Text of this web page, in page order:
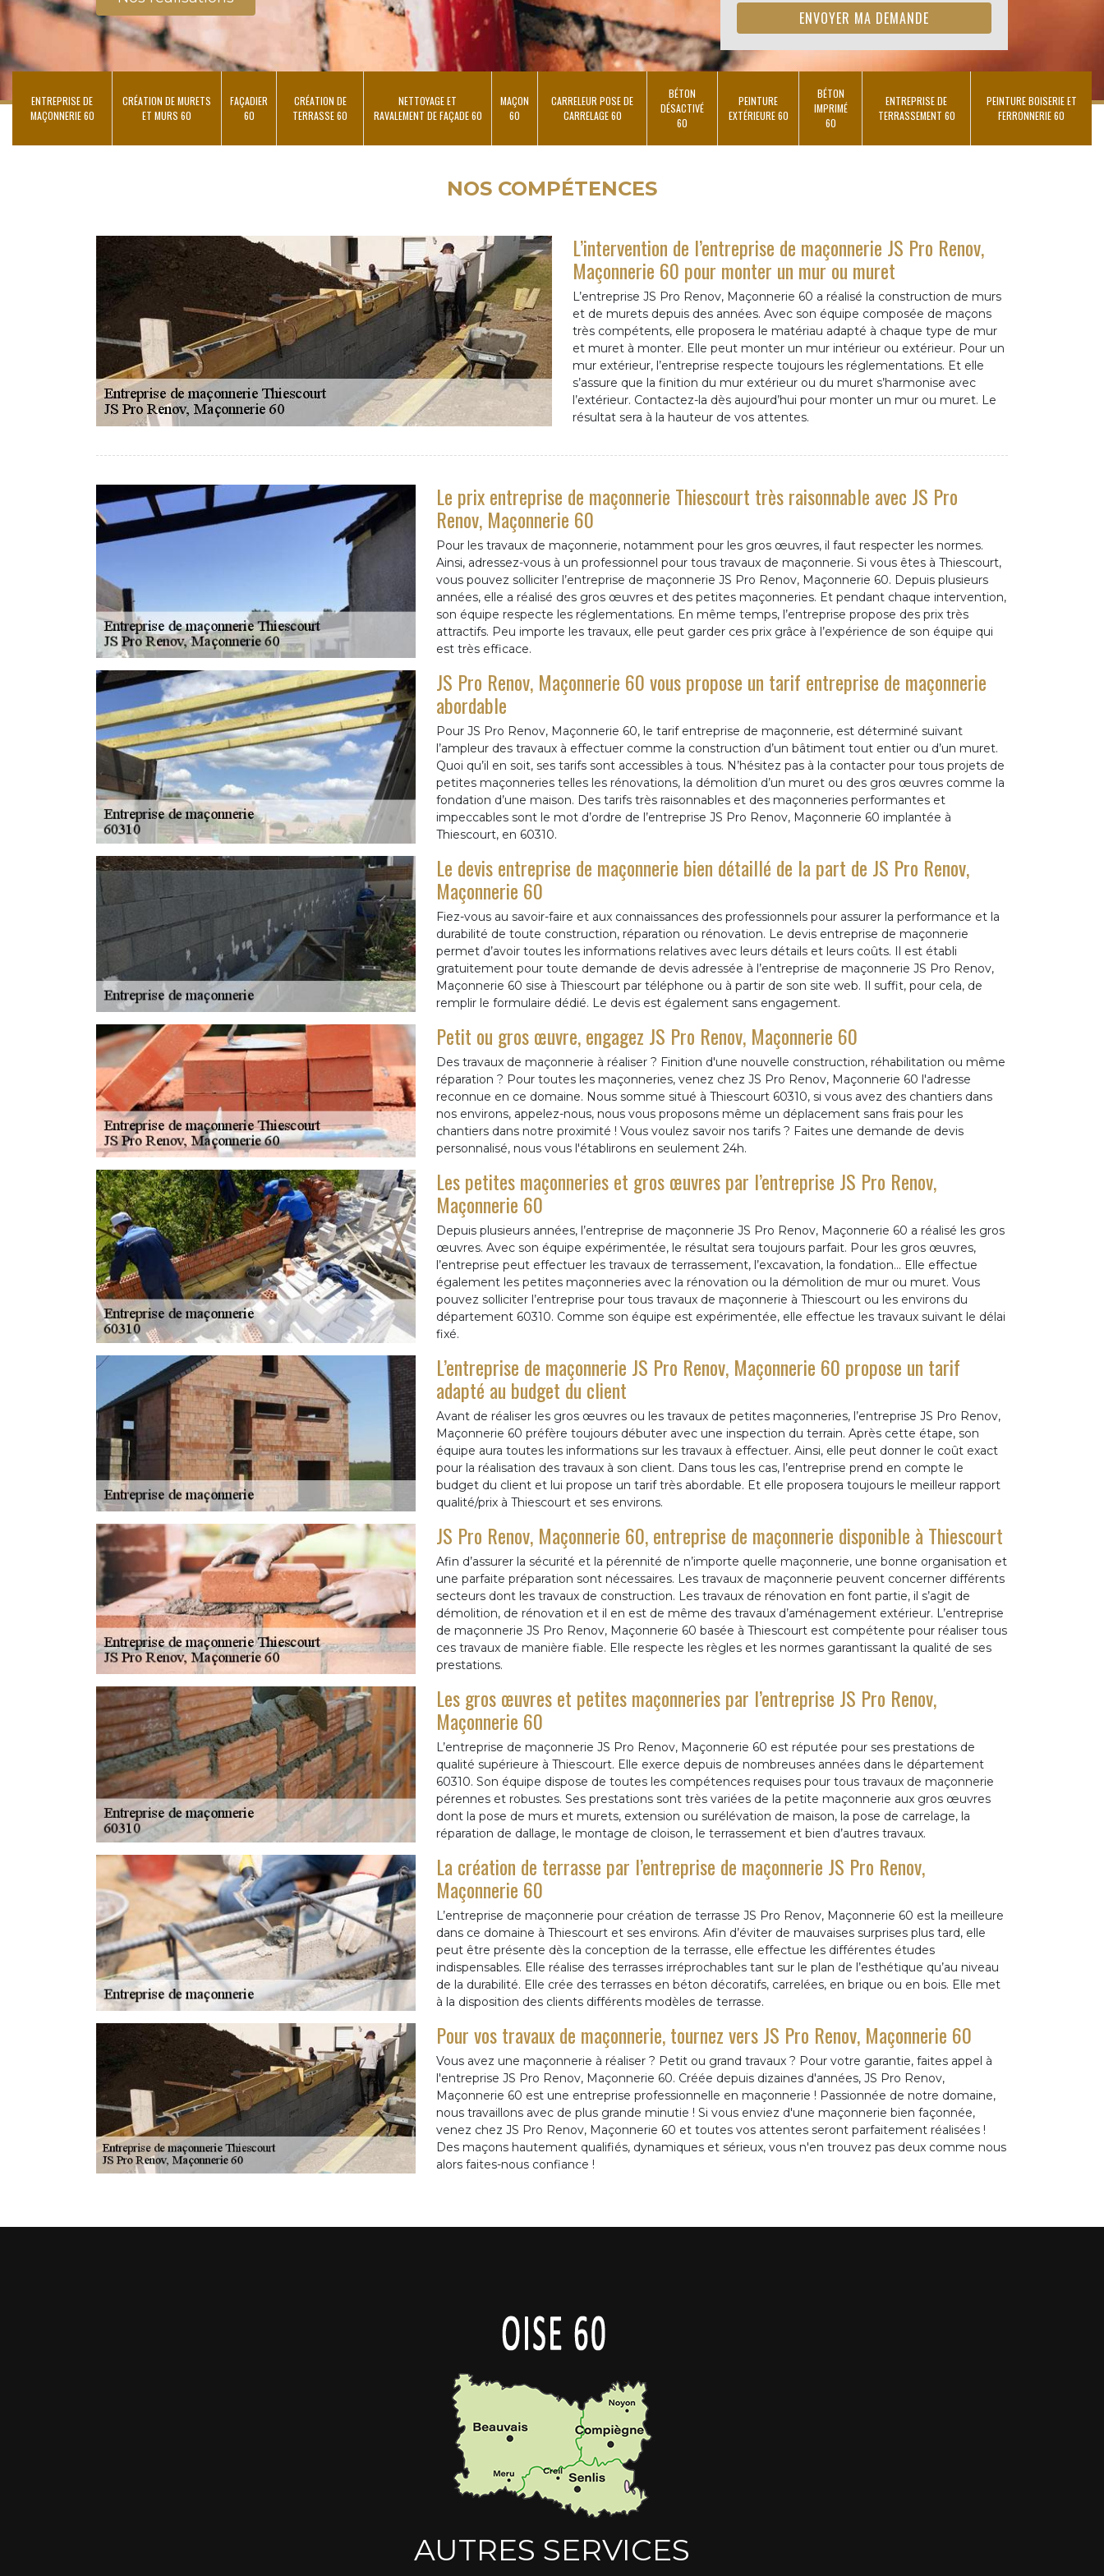
ENTREPRISE DE
MAÇONNERIE 60
CRÉATION DE MURETS
ET MURS 60
FAÇADIER
60
CRÉATION DE
TERRASSE 60
NETTOYAGE ET
RAVALEMENT DE FAÇADE 60
MAÇON
60
CARRELEUR POSE DE
CARRELAGE 60
BÉTON
DÉSACTIVÉ
60
PEINTURE
EXTÉRIEURE 60
BÉTON
IMPRIMÉ
60
ENTREPRISE DE
TERRASSEMENT 60
PEINTURE BOISERIE ET
FERRONNERIE 60
NOS COMPÉTENCES
L’intervention de l’entreprise de maçonnerie JS Pro Renov,
Maçonnerie 60 pour monter un mur ou muret
L’entreprise JS Pro Renov, Maçonnerie 60 a réalisé la construction de murs
et de murets depuis des années. Avec son équipe composée de maçons
très compétents, elle proposera le matériau adapté à chaque type de mur
et muret à monter. Elle peut monter un mur intérieur ou extérieur. Pour un
mur extérieur, l’entreprise respecte toujours les réglementations. Et elle
s’assure que la finition du mur extérieur ou du muret s’harmonise avec
l’extérieur. Contactez-la dès aujourd’hui pour monter un mur ou muret. Le
résultat sera à la hauteur de vos attentes.
Le prix entreprise de maçonnerie Thiescourt très raisonnable avec JS Pro
Renov, Maçonnerie 60
Pour les travaux de maçonnerie, notamment pour les gros œuvres, il faut respecter les normes.
Ainsi, adressez-vous à un professionnel pour tous travaux de maçonnerie. Si vous êtes à Thiescourt,
vous pouvez solliciter l’entreprise de maçonnerie JS Pro Renov, Maçonnerie 60. Depuis plusieurs
années, elle a réalisé des gros œuvres et des petites maçonneries. Et pendant chaque intervention,
son équipe respecte les réglementations. En même temps, l’entreprise propose des prix très
attractifs. Peu importe les travaux, elle peut garder ces prix grâce à l’expérience de son équipe qui
est très efficace.
JS Pro Renov, Maçonnerie 60 vous propose un tarif entreprise de maçonnerie
abordable
Pour JS Pro Renov, Maçonnerie 60, le tarif entreprise de maçonnerie, est déterminé suivant
l’ampleur des travaux à effectuer comme la construction d’un bâtiment tout entier ou d’un muret.
Quoi qu’il en soit, ses tarifs sont accessibles à tous. N’hésitez pas à la contacter pour tous projets de
petites maçonneries telles les rénovations, la démolition d’un muret ou des gros œuvres comme la
fondation d’une maison. Des tarifs très raisonnables et des maçonneries performantes et
impeccables sont le mot d’ordre de l’entreprise JS Pro Renov, Maçonnerie 60 implantée à
Thiescourt, en 60310.
Le devis entreprise de maçonnerie bien détaillé de la part de JS Pro Renov,
Maçonnerie 60
Fiez-vous au savoir-faire et aux connaissances des professionnels pour assurer la performance et la
durabilité de toute construction, réparation ou rénovation. Le devis entreprise de maçonnerie
permet d’avoir toutes les informations relatives avec leurs détails et leurs coûts. Il est établi
gratuitement pour toute demande de devis adressée à l’entreprise de maçonnerie JS Pro Renov,
Maçonnerie 60 sise à Thiescourt par téléphone ou à partir de son site web. Il suffit, pour cela, de
remplir le formulaire dédié. Le devis est également sans engagement.
Petit ou gros œuvre, engagez JS Pro Renov, Maçonnerie 60
Des travaux de maçonnerie à réaliser ? Finition d'une nouvelle construction, réhabilitation ou même
réparation ? Pour toutes les maçonneries, venez chez JS Pro Renov, Maçonnerie 60 l'adresse
reconnue en ce domaine. Nous somme situé à Thiescourt 60310, si vous avez des chantiers dans
nos environs, appelez-nous, nous vous proposons même un déplacement sans frais pour les
chantiers dans notre proximité ! Vous voulez savoir nos tarifs ? Faites une demande de devis
personnalisé, nous vous l'établirons en seulement 24h.
Les petites maçonneries et gros œuvres par l’entreprise JS Pro Renov,
Maçonnerie 60
Depuis plusieurs années, l’entreprise de maçonnerie JS Pro Renov, Maçonnerie 60 a réalisé les gros
œuvres. Avec son équipe expérimentée, le résultat sera toujours parfait. Pour les gros œuvres,
l’entreprise peut effectuer les travaux de terrassement, l’excavation, la fondation… Elle effectue
également les petites maçonneries avec la rénovation ou la démolition de mur ou muret. Vous
pouvez solliciter l’entreprise pour tous travaux de maçonnerie à Thiescourt ou les environs du
département 60310. Comme son équipe est expérimentée, elle effectue les travaux suivant le délai
fixé.
L’entreprise de maçonnerie JS Pro Renov, Maçonnerie 60 propose un tarif
adapté au budget du client
Avant de réaliser les gros œuvres ou les travaux de petites maçonneries, l’entreprise JS Pro Renov,
Maçonnerie 60 préfère toujours débuter avec une inspection du terrain. Après cette étape, son
équipe aura toutes les informations sur les travaux à effectuer. Ainsi, elle peut donner le coût exact
pour la réalisation des travaux à son client. Dans tous les cas, l’entreprise prend en compte le
budget du client et lui propose un tarif très abordable. Et elle proposera toujours le meilleur rapport
qualité/prix à Thiescourt et ses environs.
JS Pro Renov, Maçonnerie 60, entreprise de maçonnerie disponible à Thiescourt
Afin d’assurer la sécurité et la pérennité de n’importe quelle maçonnerie, une bonne organisation et
une parfaite préparation sont nécessaires. Les travaux de maçonnerie peuvent concerner différents
secteurs dont les travaux de construction. Les travaux de rénovation en font partie, il s’agit de
démolition, de rénovation et il en est de même des travaux d’aménagement extérieur. L’entreprise
de maçonnerie JS Pro Renov, Maçonnerie 60 basée à Thiescourt est compétente pour réaliser tous
ces travaux de manière fiable. Elle respecte les règles et les normes garantissant la qualité de ses
prestations.
Les gros œuvres et petites maçonneries par l’entreprise JS Pro Renov,
Maçonnerie 60
L’entreprise de maçonnerie JS Pro Renov, Maçonnerie 60 est réputée pour ses prestations de
qualité supérieure à Thiescourt. Elle exerce depuis de nombreuses années dans le département
60310. Son équipe dispose de toutes les compétences requises pour tous travaux de maçonnerie
pérennes et robustes. Ses prestations sont très variées de la petite maçonnerie aux gros œuvres
dont la pose de murs et murets, extension ou surélévation de maison, la pose de carrelage, la
réparation de dallage, le montage de cloison, le terrassement et bien d’autres travaux.
La création de terrasse par l’entreprise de maçonnerie JS Pro Renov,
Maçonnerie 60
L’entreprise de maçonnerie pour création de terrasse JS Pro Renov, Maçonnerie 60 est la meilleure
dans ce domaine à Thiescourt et ses environs. Afin d’éviter de mauvaises surprises plus tard, elle
peut être présente dès la conception de la terrasse, elle effectue les différentes études
indispensables. Elle réalise des terrasses irréprochables tant sur le plan de l’esthétique qu’au niveau
de la durabilité. Elle crée des terrasses en béton décoratifs, carrelées, en brique ou en bois. Elle met
à la disposition des clients différents modèles de terrasse.
Pour vos travaux de maçonnerie, tournez vers JS Pro Renov, Maçonnerie 60
Vous avez une maçonnerie à réaliser ? Petit ou grand travaux ? Pour votre garantie, faites appel à
l'entreprise JS Pro Renov, Maçonnerie 60. Créée depuis dizaines d'années, JS Pro Renov,
Maçonnerie 60 est une entreprise professionnelle en maçonnerie ! Passionnée de notre domaine,
nous travaillons avec de plus grande minutie ! Si vous enviez d'une maçonnerie bien façonnée,
venez chez JS Pro Renov, Maçonnerie 60 et toutes vos attentes seront parfaitement réalisées !
Des maçons hautement qualifiés, dynamiques et sérieux, vous n'en trouvez pas deux comme nous
alors faites-nous confiance !
AUTRES SERVICES